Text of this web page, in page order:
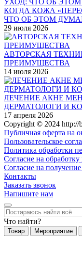
КОГДА КОЖА
ЧТО ОБ ЭТОМ
29 июля 2026
АВТОРСКАЯ
ПРЕИМУЩЕСТВА
14 июля 2026
ЛЕЧЕНИЕ АКНЕ
ДЕРМАТОЛОГИ И
17 апреля 2026
Copyright © 2024 http://
Публичная оферта на
Пользовательское
Политика обработки
Согласие на
Согласие на
Контакты
Заказать звонок
Напишите нам
Что найти?
Товар Мероприятие